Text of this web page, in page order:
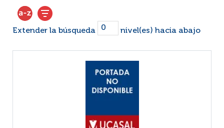
Extender la búsqueda nivel(es) hacia abajo